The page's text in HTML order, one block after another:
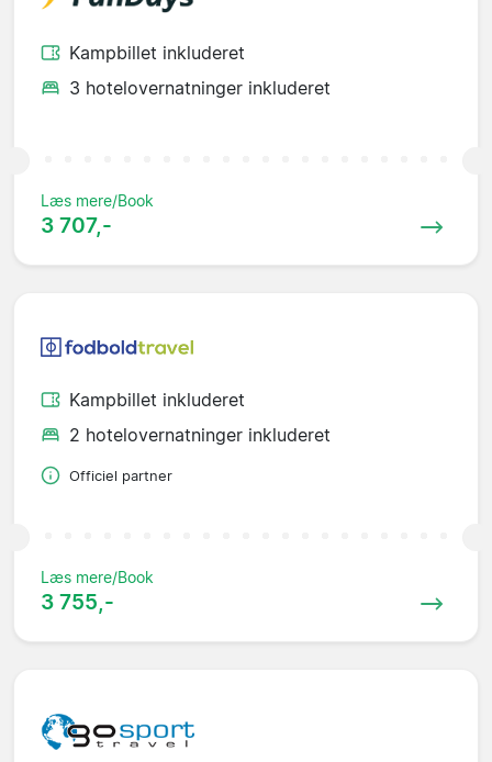
Kampbillet inkluderet
3 hotelovernatninger inkluderet
Læs mere/Book
3 707,-
Kampbillet inkluderet
2 hotelovernatninger inkluderet
Officiel partner
Læs mere/Book
3 755,-